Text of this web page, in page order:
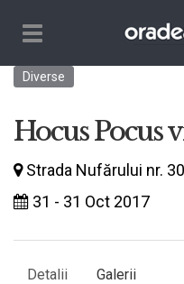
Diverse
Hocus Pocus
Strada Nufărului nr. 30
31 - 31 Oct 2017
Detalii Galerii